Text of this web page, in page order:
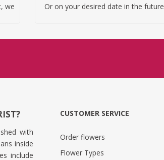
we
Or on your desired date in the future
with
inside
include
CUSTOMER SERVICE
Order flowers
Flower Types